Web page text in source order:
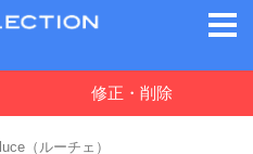
修正・削除